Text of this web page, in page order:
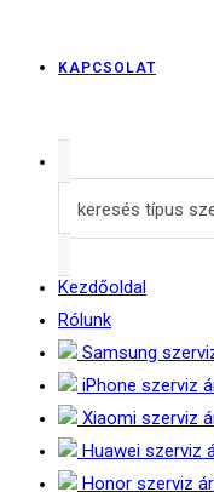
KAPCSOLAT
Kezdőoldal
Rólunk
Samsung
iPhone szerviz
Xiaomi szerviz
Huawei szerviz
Honor szerviz